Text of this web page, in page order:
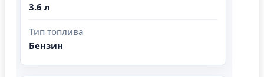
3.6 л
Тип топлива
Бензин